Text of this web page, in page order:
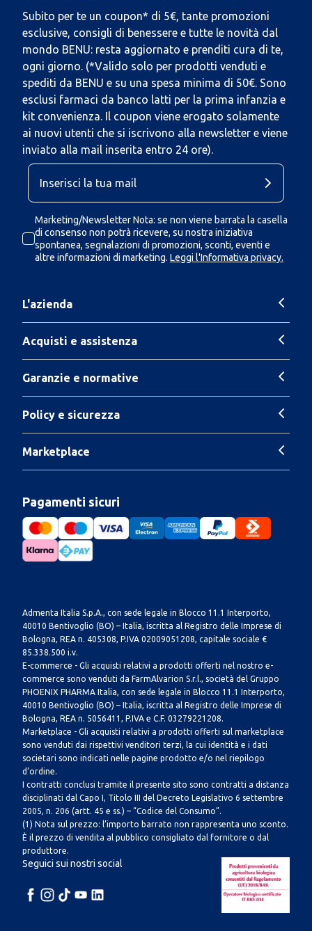
Subito per te un coupon* di 5€, tante promozioni
esclusive, consigli di benessere e tutte le novità dal
mondo BENU: resta aggiornato e prenditi cura di te,
ogni giorno. (*Valido solo per prodotti venduti e
spediti da BENU e su una spesa minima di 50€. Sono
esclusi farmaci da banco latti per la prima infanzia e
kit convenienza. Il coupon viene erogato solamente
ai nuovi utenti che si iscrivono alla newsletter e viene
inviato alla mail inserita entro 24 ore).
Marketing/Newsletter Nota: se non viene barrata la casella
di consenso non potrà ricevere, su nostra iniziativa
spontanea, segnalazioni di promozioni, sconti, eventi e
altre informazioni di marketing. Leggi l'Informativa privacy.
L'azienda
Acquisti e assistenza
Garanzie e normative
Policy e sicurezza
Marketplace
Pagamenti sicuri
Admenta Italia S.p.A., con sede legale in Blocco 11.1 Interporto,
40010 Bentivoglio (BO) – Italia, iscritta al Registro delle Imprese di
Bologna, REA n. 405308, P.IVA 02009051208, capitale sociale €
85.338.500 i.v.
E-commerce - Gli acquisti relativi a prodotti offerti nel nostro e-
commerce sono venduti da FarmAlvarion S.r.l., società del Gruppo
PHOENIX PHARMA Italia, con sede legale in Blocco 11.1 Interporto,
40010 Bentivoglio (BO) – Italia, iscritta al Registro delle Imprese di
Bologna, REA n. 5056411, P.IVA e C.F. 03279221208.
Marketplace - Gli acquisti relativi a prodotti offerti sul marketplace
sono venduti dai rispettivi venditori terzi, la cui identità e i dati
societari sono indicati nelle pagine prodotto e/o nel riepilogo
d’ordine.
I contratti conclusi tramite il presente sito sono contratti a distanza
disciplinati dal Capo I, Titolo III del Decreto Legislativo 6 settembre
2005, n. 206 (artt. 45 e ss.) – “Codice del Consumo”.
(1) Nota sul prezzo: l’importo barrato non rappresenta uno sconto.
È il prezzo di vendita al pubblico consigliato dal fornitore o dal
produttore.
Seguici sui nostri social